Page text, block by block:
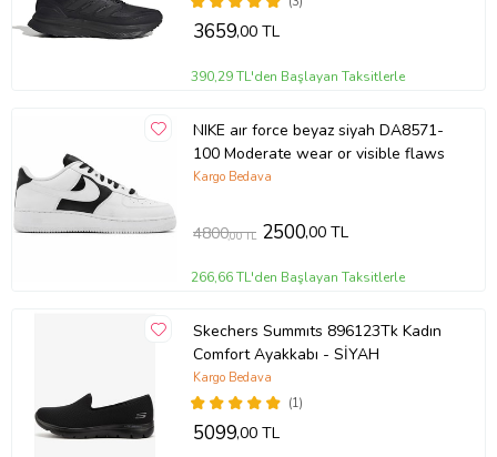
3659,00 TL
390,29 TL'den Başlayan Taksitlerle
NIKE aır force beyaz siyah DA8571-
100 Moderate wear or visible flaws
Kargo Bedava
4800,00 TL 2500,00 TL
266,66 TL'den Başlayan Taksitlerle
Skechers Summıts 896123Tk Kadın
Comfort Ayakkabı - SİYAH
(1)
Kargo Bedava
5099,00 TL